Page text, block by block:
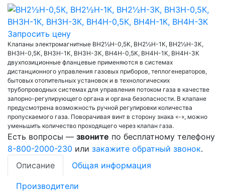
Запросить цену
Клапаны электромагнитные ВН2½Н-0,5К, ВН2½Н-1К, ВН2½Н-3К,
ВН3Н-0,5К, ВН3Н-1К, ВН3Н-3К, ВН4Н-0,5К, ВН4Н-1К, ВН4Н-3К
двухпозиционные фланцевые применяются в системах
дистанционного управления газовых приборов, теплогенераторов,
бытовых отопительных установок и в технологических
трубопроводных системах для управления потоком газа в качестве
запорно-регулирующего органа и органа безопасности. В клапане
предусмотрена возможность ручной регулировки количества
пропускаемого газа. Поворачивая винт в сторону знака «-», можно
уменьшить количество проходящего через клапан газа.
Есть вопросы — звоните по бесплатному телефону
8-800-2000-230 или закажите обратный звонок.
Описание
Общая информация
Производители